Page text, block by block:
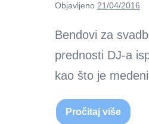
Objavljeno 21/04/2016
Bendovi za
prednosti DJ-a
kao što je
Pročitaj više
Bendovi